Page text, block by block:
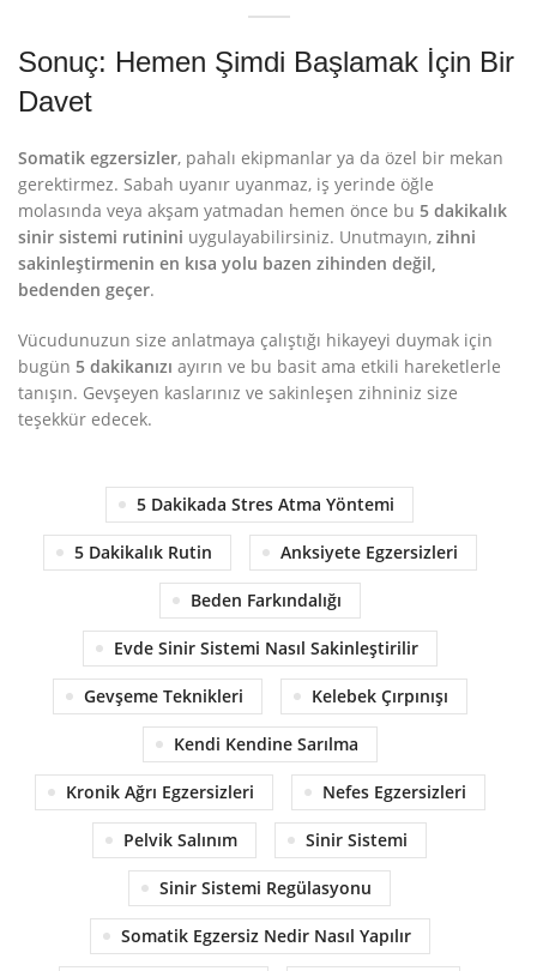
Sonuç: Hemen Şimdi Başlamak İçin Bir
Davet
Somatik egzersizler, pahalı ekipmanlar ya da özel bir mekan
gerektirmez. Sabah uyanır uyanmaz, iş yerinde öğle
molasında veya akşam yatmadan hemen önce bu 5 dakikalık
sinir sistemi rutinini uygulayabilirsiniz. Unutmayın, zihni
sakinleştirmenin en kısa yolu bazen zihinden değil,
bedenden geçer.
Vücudunuzun size anlatmaya çalıştığı hikayeyi duymak için
bugün 5 dakikanızı ayırın ve bu basit ama etkili hareketlerle
tanışın. Gevşeyen kaslarınız ve sakinleşen zihniniz size
teşekkür edecek.
5 Dakikada Stres Atma Yöntemi
5 Dakikalık Rutin Anksiyete Egzersizleri
Beden Farkındalığı
Evde Sinir Sistemi Nasıl Sakinleştirilir
Gevşeme Teknikleri Kelebek Çırpınışı
Kendi Kendine Sarılma
Kronik Ağrı Egzersizleri Nefes Egzersizleri
Pelvik Salınım Sinir Sistemi
Sinir Sistemi Regülasyonu
Somatik Egzersiz Nedir Nasıl Yapılır